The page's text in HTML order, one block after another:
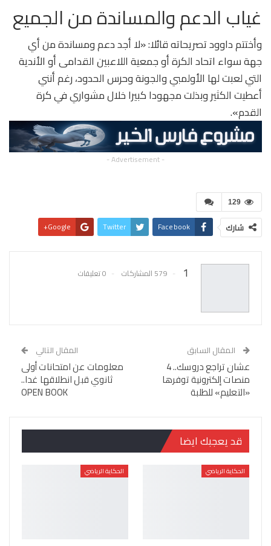
غياب الدعم والمساندة من الجميع
وأختتم داوود تصريحاته قائلا: «لا أجد دعم ومساندة من أي
جهة سواء اتحاد الكرة أو جمعية اللاعبين القدامى أو الأندية
التي لعبت لها الأولمبي والجونة وحرس الحدود، رغم أنني
أعطيت الكثير وبذلت مجهودا كبيرا خلال مشواري في كرة
القدم».
- Advertisement -
129
شارك Facebook
Twitter
Google+
البريد الإلكتروني
1 579 المشاركات 0 تعليقات
المقال السابق
عشان تراجع دروسك.. 4
منصات إلكترونية توفرها
«التعليم» للطلبة
المقال التالي
معلومات عن امتحانات أولى
ثانوي قبل انطلاقها غدا..
OPEN BOOK
قد يعجبك ايضا
الحكاية الرياضي الحكاية الرياضي